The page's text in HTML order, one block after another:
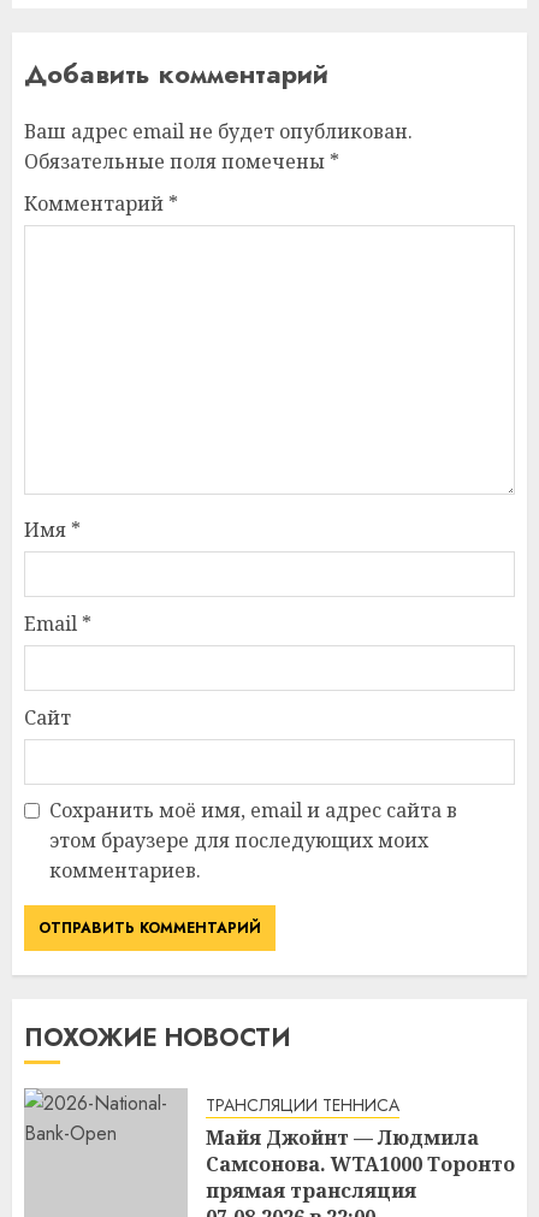
Добавить комментарий
Ваш адрес email не будет опубликован.
Обязательные поля помечены *
Комментарий *
Имя *
Email *
Сайт
Сохранить моё имя, email и адрес сайта в
этом браузере для последующих моих
комментариев.
ПОХОЖИЕ НОВОСТИ
ТРАНСЛЯЦИИ ТЕННИСА
Майя Джойнт — Людмила
Самсонова. WTA1000 Торонто
прямая трансляция